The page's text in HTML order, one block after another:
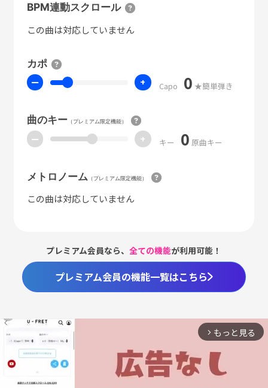
BPM連動スクロール
この曲は対応していません
カポ
ー + Capo 0 ★簡単弾き
曲のキー（プレミアム限定機能）
ー + キー 0 原曲キー
メトロノーム （プレミアム限定機能）
この曲は対応していません
プレミアム会員なら、全ての機能が利用可能！
プレミアム会員の機能一覧はこちら
arrow_forward_ios もっと見る